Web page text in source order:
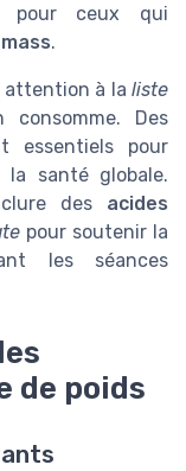
pour ceux qui
.
attention à la liste
Des
essentiels pour
santé globale.
des acides
pour soutenir la
les séances
de poids